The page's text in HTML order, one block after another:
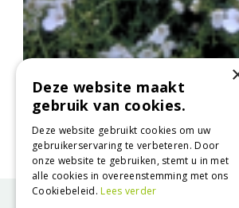
Diascia
Diascia 'Ice Cracker'
Deze website maakt
gebruik van cookies.
Deze website gebruikt cookies om uw
gebruikerservaring te verbeteren. Door
onze website te gebruiken, stemt u in met
alle cookies in overeenstemming met ons
Cookiebeleid.Lees verder